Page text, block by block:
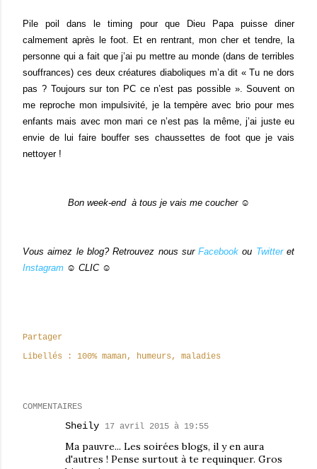
Pile poil dans le timing pour que Dieu Papa puisse diner
calmement après le foot. Et en rentrant, mon cher et tendre, la
personne qui a fait que j’ai pu mettre au monde (dans de terribles
souffrances) ces deux créatures diaboliques m’a dit « Tu ne dors
pas ? Toujours sur ton PC ce n’est pas possible ». Souvent on
me reproche mon impulsivité, je la tempère avec brio pour mes
enfants mais avec mon mari ce n’est pas la même, j’ai juste eu
envie de lui faire bouffer ses chaussettes de foot que je vais
nettoyer !
Bon week-end à tous je vais me coucher ☺
Vous aimez le blog? Retrouvez nous surFacebook ou Twitteret
Instagram ☺ CLIC ☺
Partager
Libellés :
100% maman humeurs maladies
COMMENTAIRES
Sheily 17 avril 2015 à 19:55
Ma pauvre... Les soirées blogs, il y en aura
d'autres ! Pense surtout à te requinquer. Gros